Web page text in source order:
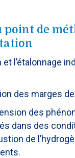
de
l’étalonnage
des marges
des
dans des
de